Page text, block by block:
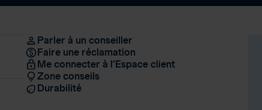
Parler à un conseiller
Faire une réclamation
Me connecter à l’Espace client
Zone conseils
Durabilité